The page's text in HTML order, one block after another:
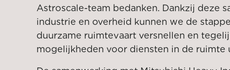
Astroscale-team bedanken. Dankzij deze
industrie en overheid kunnen we de
duurzame ruimtevaart versnellen en
mogelijkheden voor diensten in de ruimte